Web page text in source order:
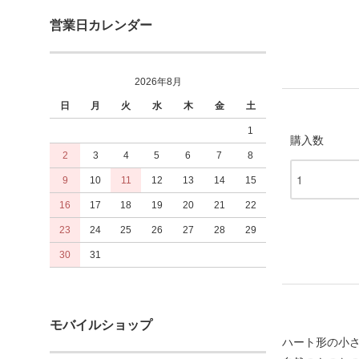
営業日カレンダー
2026年8月
日 月 火 水 木 金 土
1
2 3 4 5 6 7 8
9 10 11 12 13 14 15
16 17 18 19 20 21 22
23 24 25 26 27 28 29
30 31
モバイルショップ
購入数
ハート形の小